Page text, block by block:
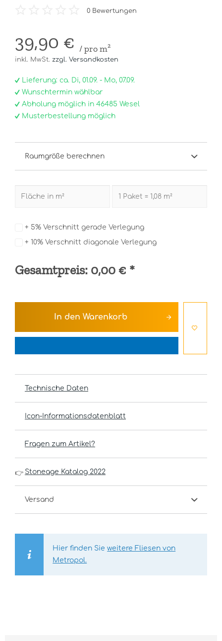
0 Bewertungen
39,90 € / pro m²
inkl. MwSt. zzgl. Versandkosten
Lieferung: ca. Di, 01.09. - Mo, 07.09.
Wunschtermin wählbar
Abholung möglich in 46485 Wesel
Musterbestellung möglich
Raumgröße berechnen
+ 5% Verschnitt gerade Verlegung
+ 10% Verschnitt diagonale Verlegung
Gesamtpreis: 0,00 € *
In den Warenkorb
Technische Daten
Icon-Informationsdatenblatt
Fragen zum Artikel?
👉 Stoneage Katalog 2022
Versand
Hier finden Sieweitere Fliesen von
Metropol.